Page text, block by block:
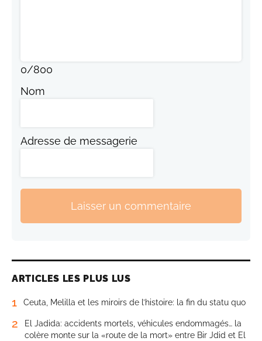
0/800
Nom
Adresse de messagerie
Laisser un commentaire
ARTICLES LES PLUS LUS
1 Ceuta, Melilla et les miroirs de l’histoire: la fin du statu quo
2
El Jadida: accidents mortels, véhicules endommagés… la
colère monte sur la «route de la mort» entre Bir Jdid et El